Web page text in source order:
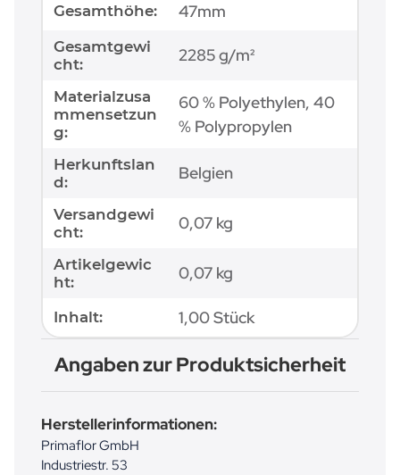
Gesamthöhe: 47mm
Gesamtgewi
cht:
2285 g/m²
Materialzusa
mmensetzun
g:
60 % Polyethylen, 40
% Polypropylen
Herkunftslan
d:
Belgien
Versandgewi
cht:
0,07 kg
Artikelgewic
ht:
0,07 kg
Inhalt: 1,00 Stück
Angaben zur Produktsicherheit
Herstellerinformationen:
Primaflor GmbH
Industriestr. 53